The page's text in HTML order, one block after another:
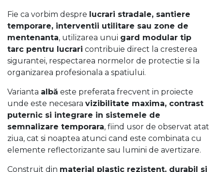
Fie ca vorbim despre lucrari stradale, santiere
temporare, interventii utilitare sau zone de
mentenanta, utilizarea unui gard modular tip
tarc pentru lucrari contribuie direct la cresterea
sigurantei, respectarea normelor de protectie si la
organizarea profesionala a spatiului.
Varianta albă este preferata frecvent in proiecte
unde este necesara vizibilitate maxima, contrast
puternic si integrare in sistemele de
semnalizare temporara, fiind usor de observat atat
ziua, cat si noaptea atunci cand este combinata cu
elemente reflectorizante sau lumini de avertizare.
Construit din material plastic rezistent, durabil si